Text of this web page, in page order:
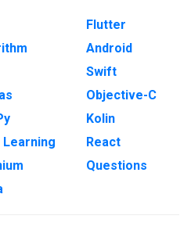
Learning
Flutter
Android
Swift
Objective-C
Kolin
React
Questions